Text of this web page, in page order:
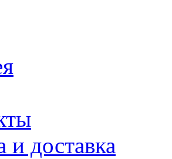
и доставка